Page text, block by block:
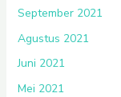
September 2021
Agustus 2021
Juni 2021
Mei 2021